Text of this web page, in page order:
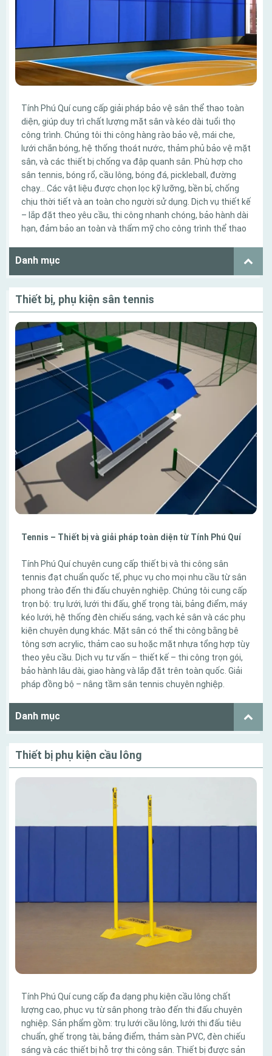
Tính Phú Quí cung cấp giải pháp bảo vệ sân thể thao toàn
diện, giúp duy trì chất lượng mặt sân và kéo dài tuổi thọ
công trình. Chúng tôi thi công hàng rào bảo vệ, mái che,
lưới chắn bóng, hệ thống thoát nước, thảm phủ bảo vệ mặt
sân, và các thiết bị chống va đập quanh sân. Phù hợp cho
sân tennis, bóng rổ, cầu lông, bóng đá, pickleball, đường
chạy… Các vật liệu được chọn lọc kỹ lưỡng, bền bỉ, chống
chịu thời tiết và an toàn cho người sử dụng. Dịch vụ thiết kế
– lắp đặt theo yêu cầu, thi công nhanh chóng, bảo hành dài
hạn, đảm bảo an toàn và thẩm mỹ cho công trình thể thao
Danh mục
Thiết bị, phụ kiện sân tennis
Tennis – Thiết bị và giải pháp toàn diện từ Tính Phú Quí
Tính Phú Quí chuyên cung cấp thiết bị và thi công sân
tennis đạt chuẩn quốc tế, phục vụ cho mọi nhu cầu từ sân
phong trào đến thi đấu chuyên nghiệp. Chúng tôi cung cấp
trọn bộ: trụ lưới, lưới thi đấu, ghế trọng tài, bảng điểm, máy
kéo lưới, hệ thống đèn chiếu sáng, vạch kẻ sân và các phụ
kiện chuyên dụng khác. Mặt sân có thể thi công bằng bê
tông sơn acrylic, thảm cao su hoặc mặt nhựa tổng hợp tùy
theo yêu cầu. Dịch vụ tư vấn – thiết kế – thi công trọn gói,
bảo hành lâu dài, giao hàng và lắp đặt trên toàn quốc. Giải
pháp đồng bộ – nâng tầm sân tennis chuyên nghiệp.
Danh mục
Thiết bị phụ kiện cầu lông
Tính Phú Quí cung cấp đa dạng phụ kiện cầu lông chất
lượng cao, phục vụ từ sân phong trào đến thi đấu chuyên
nghiệp. Sản phẩm gồm: trụ lưới cầu lông, lưới thi đấu tiêu
chuẩn, ghế trọng tài, bảng điểm, thảm sàn PVC, đèn chiếu
sáng và các thiết bị hỗ trợ thi công sân. Thiết bị được sản